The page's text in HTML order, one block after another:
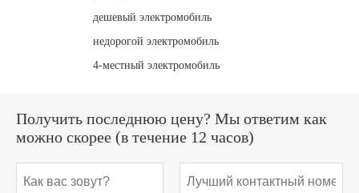
дешевый электромобиль
недорогой электромобиль
4-местный электромобиль
Получить последнюю цену? Мы ответим как
можно скорее (в течение 12 часов)